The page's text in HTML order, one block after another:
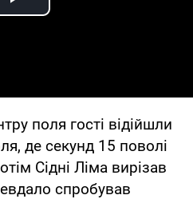
Play Video
поля гості відійшли
де секунд 15 поволі
Сідні Ліма вирізав
спробував